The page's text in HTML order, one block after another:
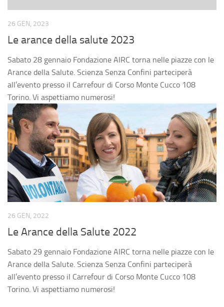
26 GEN, 2023
Le arance della salute 2023
Sabato 28 gennaio Fondazione AIRC torna nelle piazze con le
Arance della Salute. Scienza Senza Confini parteciperà
all’evento presso il Carrefour di Corso Monte Cucco 108
Torino. Vi aspettiamo numerosi!
26 GEN, 2022
Le Arance della Salute 2022
Sabato 29 gennaio Fondazione AIRC torna nelle piazze con le
Arance della Salute. Scienza Senza Confini parteciperà
all’evento presso il Carrefour di Corso Monte Cucco 108
Torino. Vi aspettiamo numerosi!